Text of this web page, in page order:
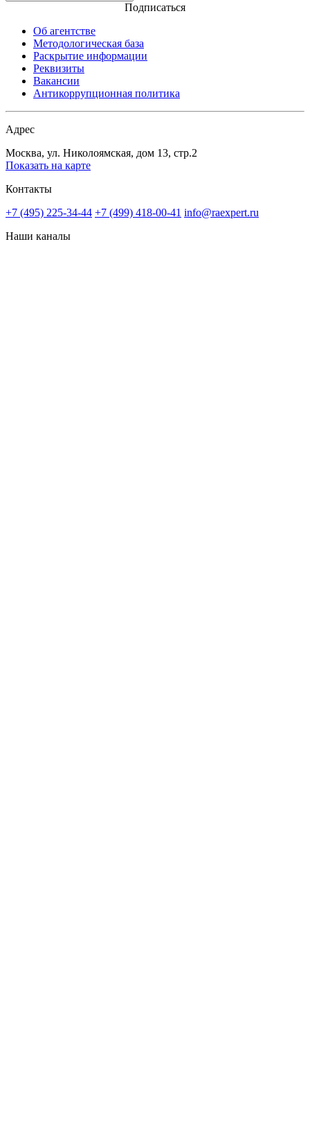
Подписаться
Об агентстве
Методологическая база
Раскрытие информации
Реквизиты
Вакансии
Антикоррупционная политика
Адрес
Москва, ул. Николоямская, дом 13, стр.2
Показать на карте
Контакты
+7 (495) 225-34-44 +7 (499) 418-00-41 info@raexpert.ru
Наши каналы